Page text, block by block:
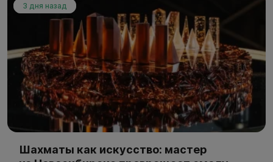
3 дня назад
Шахматы как искусство: мастер